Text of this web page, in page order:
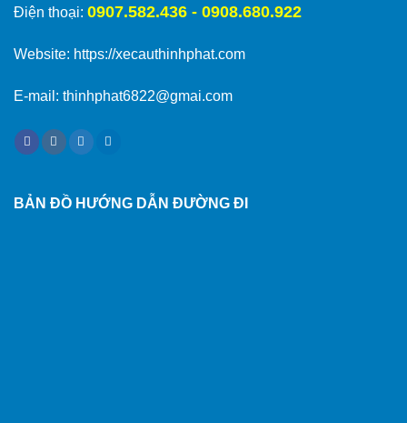
Điện thoại: 0907.582.436 - 0908.680.922
Website: https://xecauthinhphat.com
E-mail: thinhphat6822@gmai.com
BẢN ĐỒ HƯỚNG DẪN ĐƯỜNG ĐI